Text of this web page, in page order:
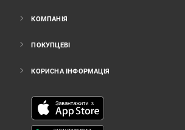
КОМПАНІЯ
ПОКУПЦЕВІ
КОРИСНА ІНФОРМАЦІЯ